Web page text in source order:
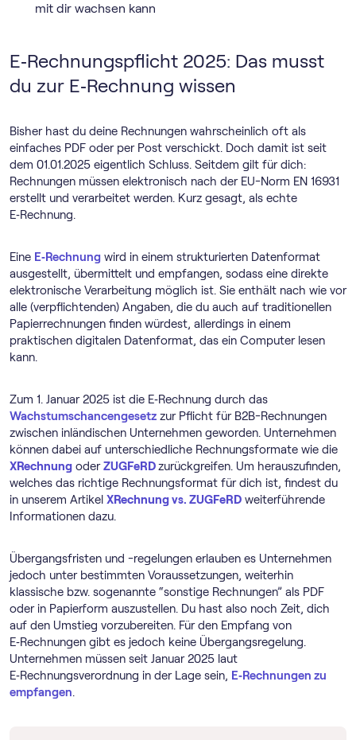
mit dir wachsen kann
E‑Rechnungspflicht 2025: Das musst
du zur E‑Rechnung wissen
Bisher hast du deine Rechnungen wahrscheinlich oft als
einfaches PDF oder per Post verschickt. Doch damit ist seit
dem 01.01.2025 eigentlich Schluss. Seitdem gilt für dich:
Rechnungen müssen elektronisch nach der EU-Norm EN 16931
erstellt und verarbeitet werden. Kurz gesagt, als echte
E‑Rechnung.
Eine E‑Rechnung wird in einem strukturierten Datenformat
ausgestellt, übermittelt und empfangen, sodass eine direkte
elektronische Verarbeitung möglich ist. Sie enthält nach wie vor
alle (verpflichtenden) Angaben, die du auch auf traditionellen
Papierrechnungen finden würdest, allerdings in einem
praktischen digitalen Datenformat, das ein Computer lesen
kann.
Zum 1. Januar 2025 ist die E‑Rechnung durch das
Wachstumschancengesetz zur Pflicht für B2B-Rechnungen
zwischen inländischen Unternehmen geworden. Unternehmen
können dabei auf unterschiedliche Rechnungsformate wie die
XRechnung oderZUGFeRDzurückgreifen. Um herauszufinden,
welches das richtige Rechnungsformat für dich ist, findest du
in unserem Artikel XRechnung vs. ZUGFeRD weiterführende
Informationen dazu.
Übergangsfristen und -regelungen erlauben es Unternehmen
jedoch unter bestimmten Voraussetzungen, weiterhin
klassische bzw. sogenannte “sonstige Rechnungen” als PDF
oder in Papierform auszustellen. Du hast also noch Zeit, dich
auf den Umstieg vorzubereiten. Für den Empfang von
E‑Rechnungen gibt es jedoch keine Übergangsregelung.
Unternehmen müssen seit Januar 2025 laut
E‑Rechnungsverordnung in der Lage sein, E‑Rechnungen zu
empfangen.